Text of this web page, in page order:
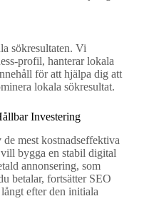
sökresultaten. Vi
profil, hanterar lokala
för att hjälpa dig att
lokala sökresultat.
Investering
mest kostnadseffektiva
bygga en stabil digital
annonsering, som
betalar, fortsätter SEO
efter den initiala